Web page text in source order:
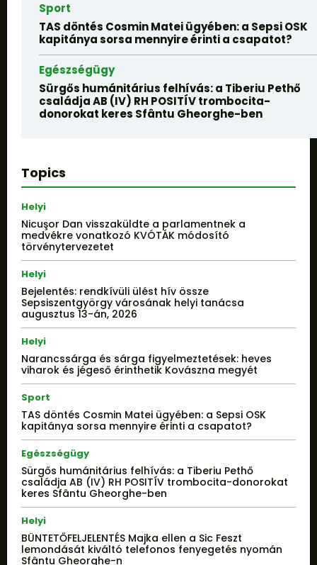
Sport
TAS döntés Cosmin Matei ügyében: a Sepsi OSK
kapitánya sorsa mennyire érinti a csapatot?
Egészségügy
Sürgős humánitárius felhívás: a Tiberiu Pethő
családja AB (IV) RH POSITÍV trombocita-
donorokat keres Sfântu Gheorghe-ben
Topics
Helyi
Nicuşor Dan visszaküldte a parlamentnek a
medvékre vonatkozó KVÓTÁK módosító
törvénytervezetet
Helyi
Bejelentés: rendkívüli ülést hív össze
Sepsiszentgyörgy városának helyi tanácsa
augusztus 13-án, 2026
Helyi
Narancssárga és sárga figyelmeztetések: heves
viharok és jégeső érinthetik Kovászna megyét
Sport
TAS döntés Cosmin Matei ügyében: a Sepsi OSK
kapitánya sorsa mennyire érinti a csapatot?
Egészségügy
Sürgős humánitárius felhívás: a Tiberiu Pethő
családja AB (IV) RH POSITÍV trombocita-donorokat
keres Sfântu Gheorghe-ben
Helyi
BÜNTETŐFELJELENTÉS Majka ellen a Sic Feszt
lemondását kiváltó telefonos fenyegetés nyomán
Sfântu Gheorghe-n